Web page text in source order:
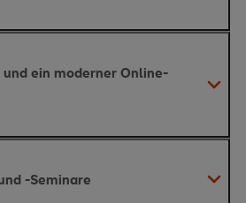
und ein moderner Online-
-Seminare